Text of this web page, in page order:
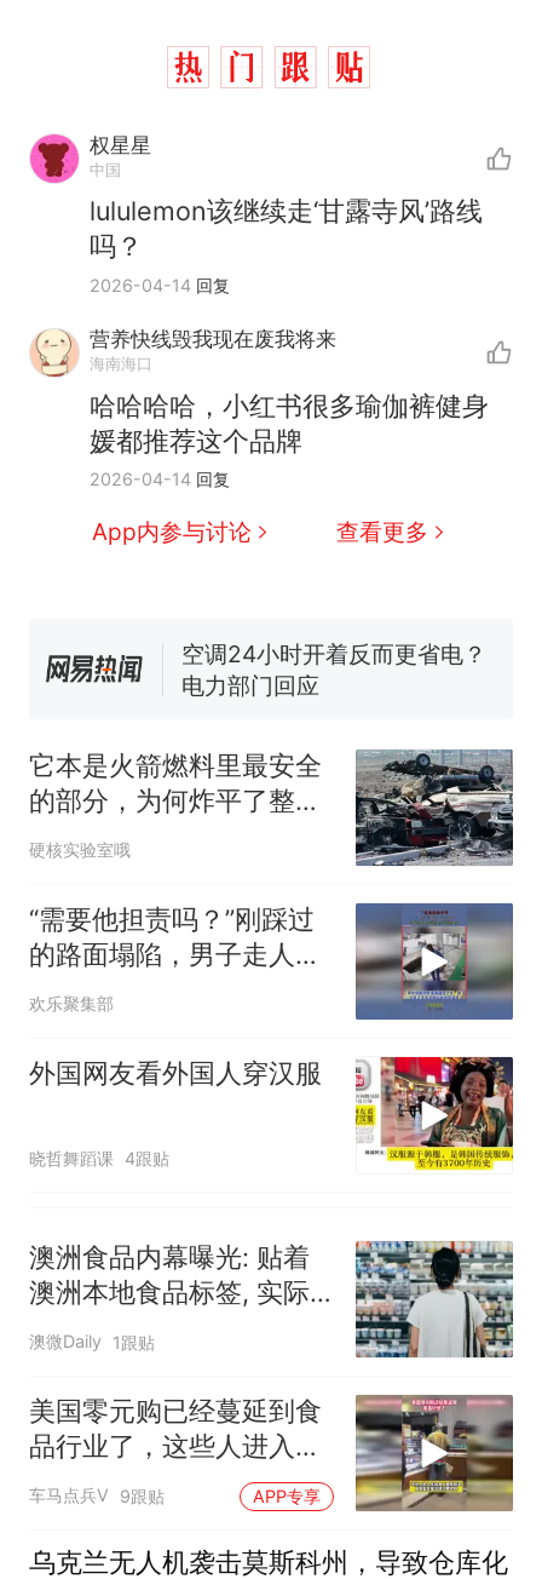
权星星
中国
lululemon该继续走‘甘露寺风’路线
吗？
2026-04-14 回复
营养快线毁我现在废我将来
海南海口
哈哈哈哈，小红书很多瑜伽裤健身
媛都推荐这个品牌
2026-04-14 回复
App内参与讨论 查看更多
热
十多万人报名的考试，成绩
全部作废，公平么？
新 全球唯一没有法定首都的国
家，刚改国名，总统就邀请中
国大使骑行绕了几乎整个国境
线一圈，还曾两次到中国寻根
5万的小车卖不动，40万以上
空调24小时开着反而更省电？
电力部门回应
1千斤稻谷
热
十多万人报名的考试，成绩
全部作废，公平么？
它本是火箭燃料里最安全
的部分，为何炸平了整个
工厂？
硬核实验室哦
“需要他担责吗？”刚踩过
的路面塌陷，男子走人行
道差点坠排水坑
欢乐聚集部
外国网友看外国人穿汉服
晓哲舞蹈课 4跟贴
澳洲食品内幕曝光: 贴着
澳洲本地食品标签, 实际
都来自中国！
澳微Daily 1跟贴
美国零元购已经蔓延到食
品行业了，这些人进入店
内拿上面包就走
车马点兵V 9跟贴 APP专享
乌克兰无人机袭击莫斯科州，导致仓库化